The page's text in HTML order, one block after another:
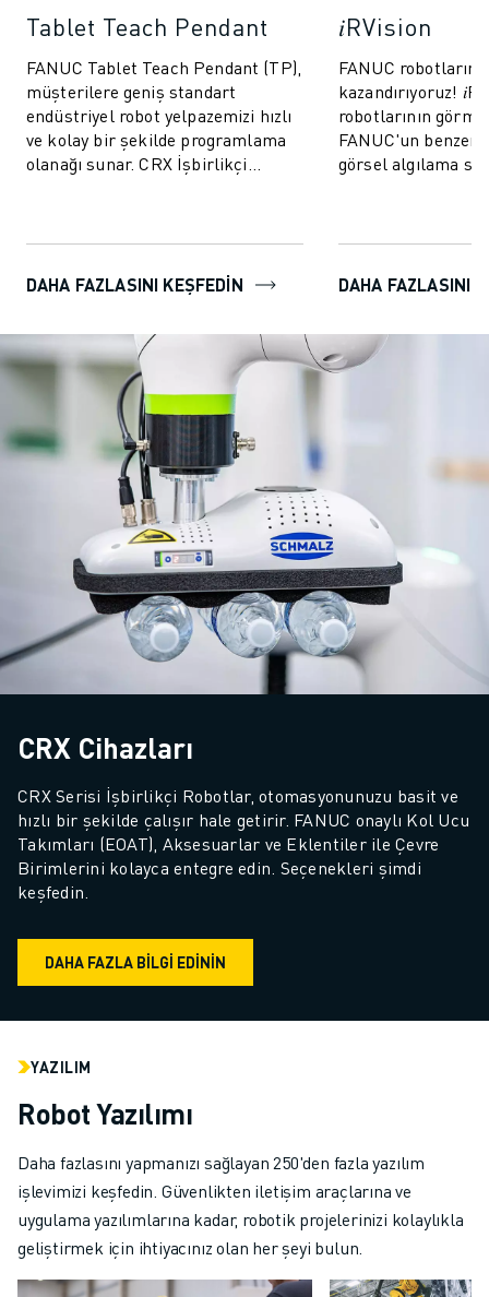
Tablet Teach Pendant
FANUC Tablet Teach Pendant (TP),
müşterilere geniş standart
endüstriyel robot yelpazemizi hızlı
ve kolay bir şekilde programlama
olanağı sunar. CRX İşbirlikçi
DAHA FAZLASINI KEŞFEDIN
𝑖RVision
FANUC
kazandırıyoruz!
robotlarının
FANUC'un
görsel algılama
DAHA FAZLASINI
CRX Cihazları
CRX Serisi İşbirlikçi Robotlar, otomasyonunuzu basit ve
hızlı bir şekilde çalışır hale getirir. FANUC onaylı Kol Ucu
Takımları (EOAT), Aksesuarlar ve Eklentiler ile Çevre
Birimlerini kolayca entegre edin. Seçenekleri şimdi
keşfedin.
DAHA FAZLA BILGI EDININ
YAZILIM
Robot Yazılımı
Daha fazlasını yapmanızı sağlayan 250'den fazla yazılım
işlevimizi keşfedin. Güvenlikten iletişim araçlarına ve
uygulama yazılımlarına kadar, robotik projelerinizi kolaylıkla
geliştirmek için ihtiyacınız olan her şeyi bulun.